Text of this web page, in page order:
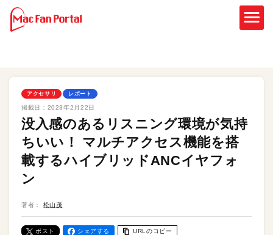
アクセサリ レポート
掲載日： 2023年2月22日
没入感のあるリスニング環境が気持
ちいい！ マルチアクセス機能を搭
載するハイブリッドANCイヤフォ
ン
著者： 松山茂
ポスト シェアする URLのコピー